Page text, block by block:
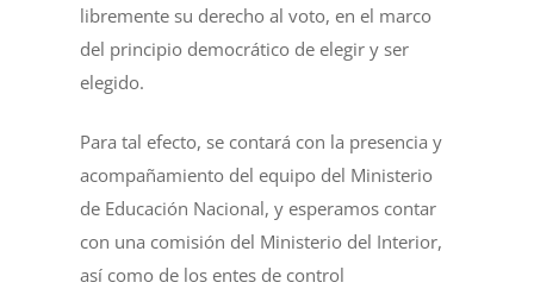
libremente su derecho al voto, en el marco
del principio democrático de elegir y ser
elegido.
Para tal efecto, se contará con la presencia y
acompañamiento del equipo del Ministerio
de Educación Nacional, y esperamos contar
con una comisión del Ministerio del Interior,
así como de los entes de control